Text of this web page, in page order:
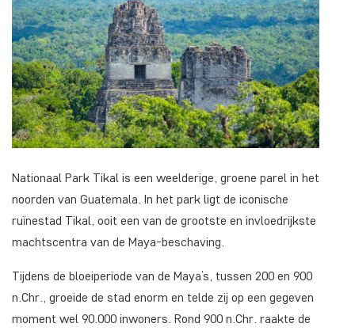
Nationaal Park Tikal is een weelderige, groene parel in het
noorden van Guatemala. In het park ligt de iconische
ruïnestad Tikal, ooit een van de grootste en invloedrijkste
machtscentra van de Maya-beschaving.
Tijdens de bloeiperiode van de Maya’s, tussen 200 en 900
n.Chr., groeide de stad enorm en telde zij op een gegeven
moment wel 90.000 inwoners. Rond 900 n.Chr. raakte de